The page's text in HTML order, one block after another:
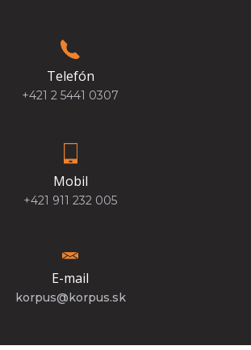
Telefón
+421 2 5441 0307
Mobil
+421 911 232 005
E-mail
korpus@korpus.sk